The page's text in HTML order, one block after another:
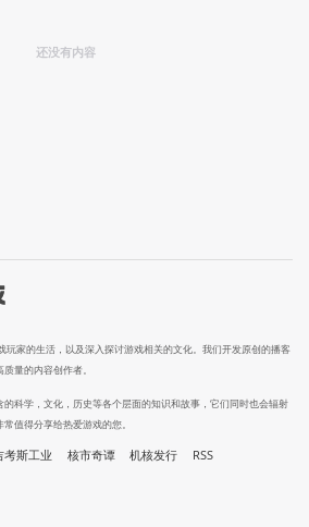
还没有内容
玩家的生活，以及深入探讨游戏相关的文化。我们开发原创的播客
量的内容创作者。
科学，文化，历史等各个层面的知识和故事，它们同时也会辐射
值得分享给热爱游戏的您。
考斯工业 核市奇谭 机核发行 RSS